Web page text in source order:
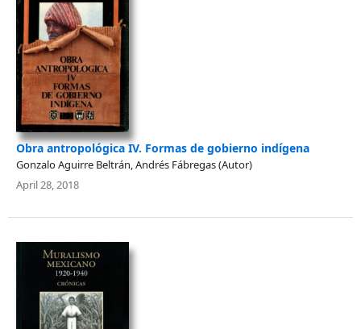
Obra antropológica IV. Formas de gobierno indígena
Gonzalo Aguirre Beltrán, Andrés Fábregas (Autor)
April 28, 2018